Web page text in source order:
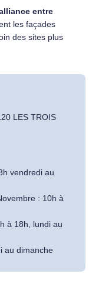
entre
les façades
des sites plus
LES TROIS
vendredi au
: 10h à
à 18h, lundi au
au dimanche